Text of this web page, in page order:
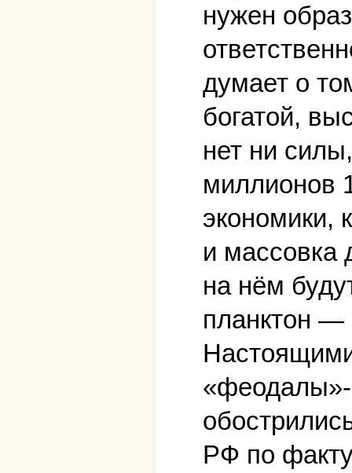
нужен
думает о
богатой,
нет ни
миллионов
экономики,
и массовка
на нём
планктон —
«феодалы»-
РФ по